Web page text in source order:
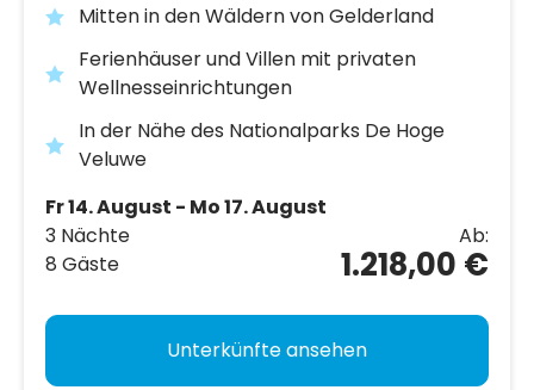
Mitten in den Wäldern von Gelderland
Ferienhäuser und Villen mit privaten
Wellnesseinrichtungen
In der Nähe des Nationalparks De Hoge
Veluwe
Fr 14. August - Mo 17. August
3 Nächte
8 Gäste
Ab:
1.218,00 €
Unterkünfte ansehen